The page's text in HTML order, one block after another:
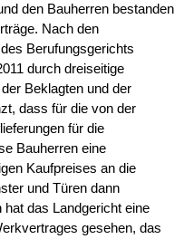
den Bauherren bestanden
Nach den
Berufungsgerichts
durch dreiseitige
Beklagten und der
dass für die von der
für die
Bauherren eine
Kaufpreises an die
und Türen dann
das Landgericht eine
gesehen, das